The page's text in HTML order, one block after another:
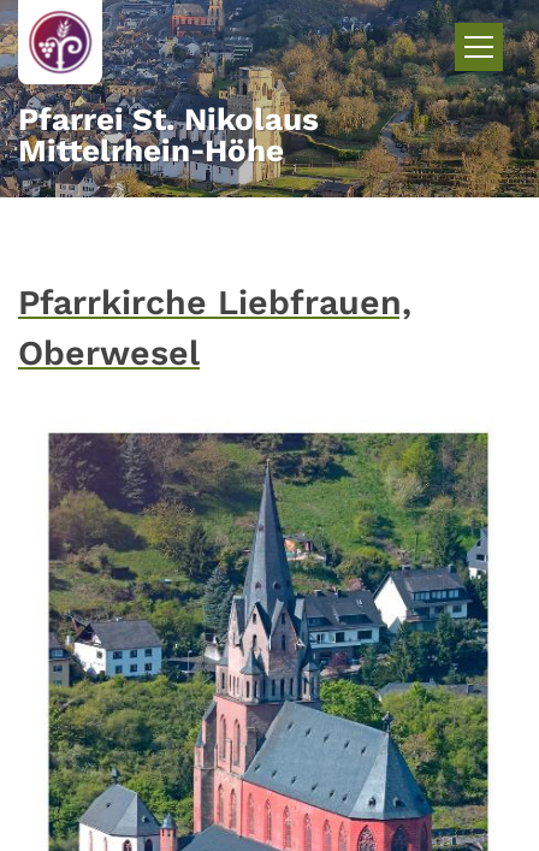
Zum Inhalt springen
Pfarrei St. Nikolaus
Mittelrhein‑Höhe
Pfarrkirche Liebfrauen,
Oberwesel